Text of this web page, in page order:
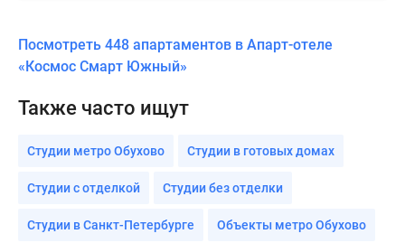
Посмотреть 448 апартаментов в Апарт-отеле
«Космос Смарт Южный»
Также часто ищут
Студии метро Обухово Студии в готовых домах
Студии с отделкой Студии без отделки
Студии в Санкт-Петербурге Объекты метро Обухово